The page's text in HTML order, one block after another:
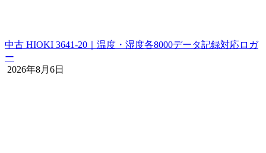
中古 HIOKI 3641-20｜温度・湿度各8000データ記録対応ロガ
ー
2026年8月6日